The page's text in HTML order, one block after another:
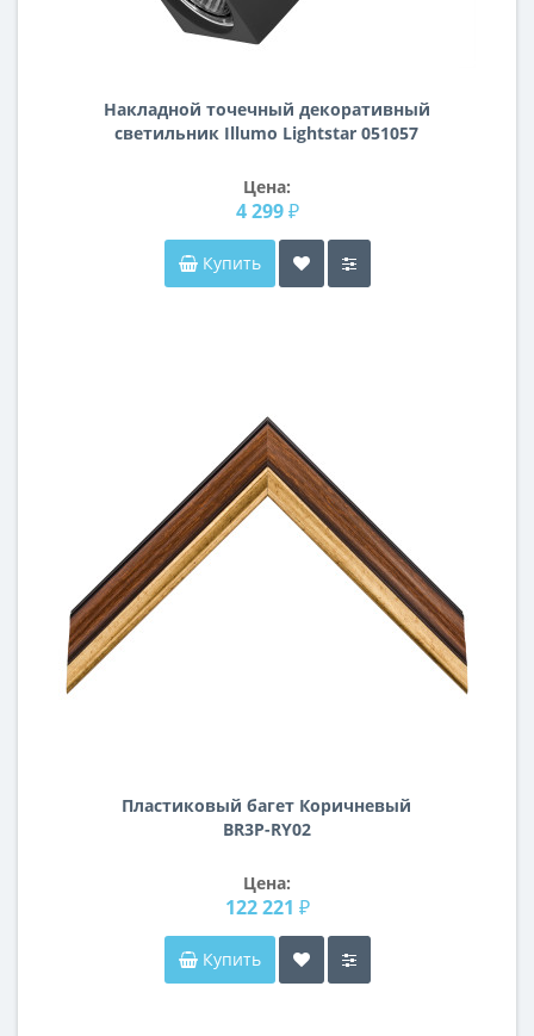
Накладной точечный декоративный
светильник Illumo Lightstar 051057
Цена:
4 299 ₽
Купить
Пластиковый багет Коричневый
BR3P-RY02
Цена:
122 221 ₽
Купить